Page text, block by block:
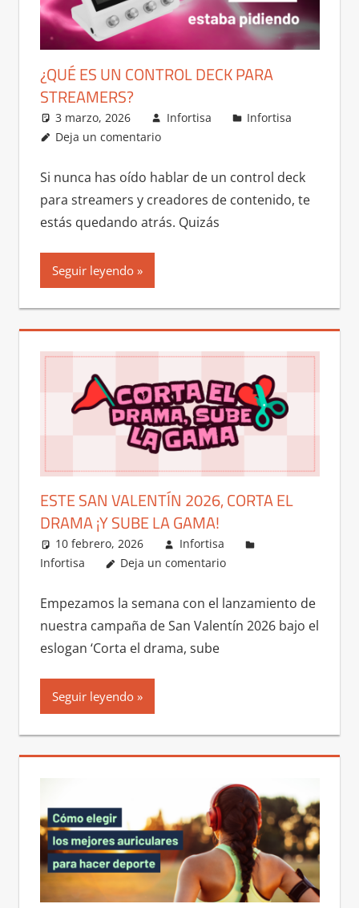
¿QUÉ ES UN CONTROL DECK PARA
STREAMERS?
3 marzo, 2026 Infortisa
Infortisa
Deja un comentario
Si nunca has oído hablar de un control deck
para streamers y creadores de contenido, te
estás quedando atrás. Quizás
Seguir leyendo
ESTE SAN VALENTÍN 2026, CORTA EL
DRAMA ¡Y SUBE LA GAMA!
10 febrero, 2026
Infortisa
Infortisa
Deja un comentario
Empezamos la semana con el lanzamiento de
nuestra campaña de San Valentín 2026 bajo el
eslogan ‘Corta el drama, sube
Seguir leyendo